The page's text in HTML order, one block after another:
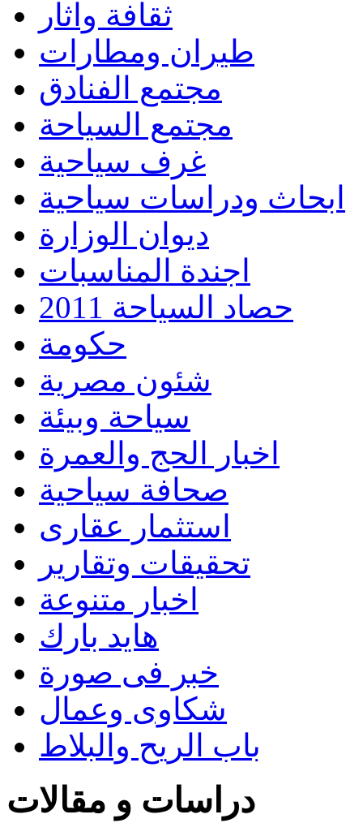
ثقافة واثار
طيران ومطارات
مجتمع الفنادق
مجتمع السياحة
غرف سياحية
ابحاث ودراسات سياحية
ديوان الوزارة
اجندة المناسبات
حصاد السياحة 2011
حكومة
شئون مصرية
سياحة وبيئة
اخبار الحج والعمرة
صحافة سياحية
استثمار عقارى
تحقيقات وتقارير
اخبار متنوعة
هايد بارك
خبر فى صورة
شكاوى وعمال
باب الريح والبلاط
دراسات و مقالات